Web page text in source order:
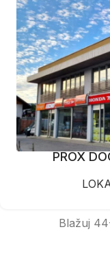
PROX
Blažuj